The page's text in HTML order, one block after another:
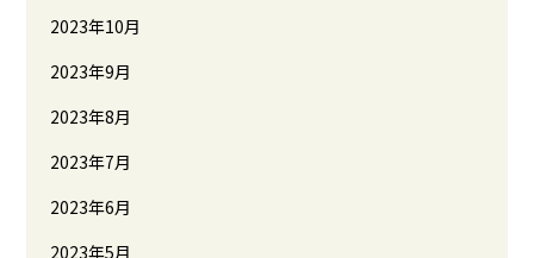
2023年10月
2023年9月
2023年8月
2023年7月
2023年6月
2023年5月